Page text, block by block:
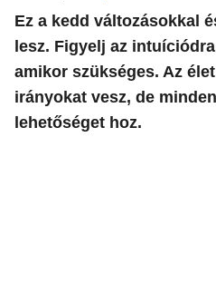
Ez a kedd változásokkal
lesz. Figyelj az
amikor szükséges. Az
irányokat vesz, de
lehetőséget hoz.